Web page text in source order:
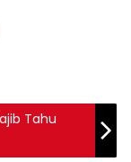
Tahu